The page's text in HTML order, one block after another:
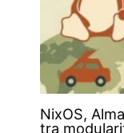
NixOS,
tra